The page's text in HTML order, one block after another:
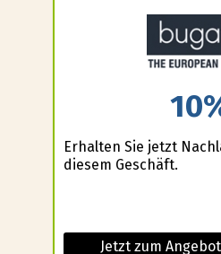
Erhalten Sie jetzt
diesem Geschäft.
Jetzt zum